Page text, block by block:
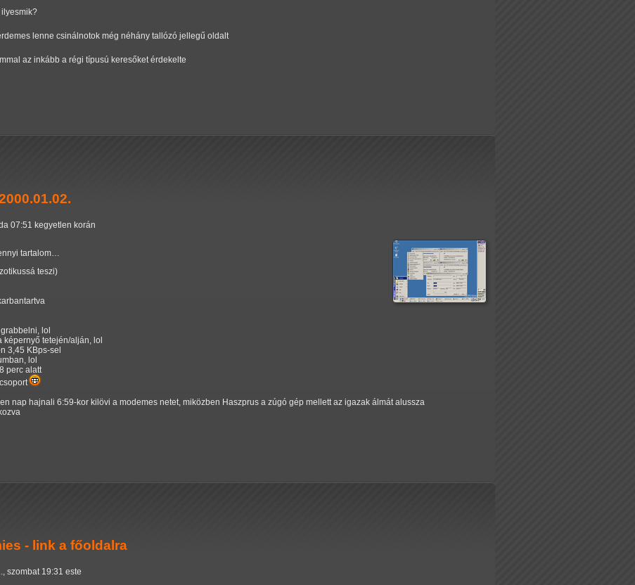
lenne csinálnotok még néhány tallózó jellegű oldalt
az inkább a régi típusú keresőket érdekelte
07:51 kegyetlen korán
tartalom…
teszi)
lol
képernyő tetején/alján, lol
3,45 KBps-sel
lol
perc alatt
nap hajnali 6:59-kor kilövi a modemes netet, miközben Haszprus a zúgó gép mellett az igazak álmát alussza
- link a főoldalra
szombat 19:31 este